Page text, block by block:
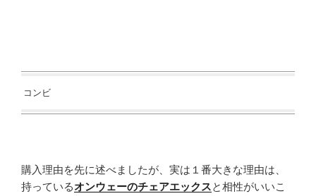
コンビ
購入理由を先に述べましたが、実は１番大きな理由は、
持っているオンウェーのチェアエックスと相性がいいこ